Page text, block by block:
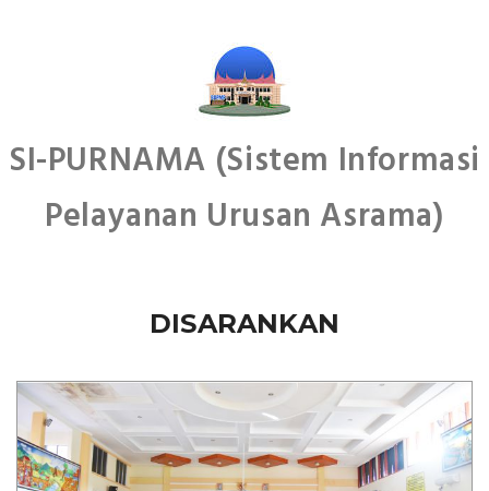
SI-PURNAMA (Sistem Informasi
Pelayanan Urusan Asrama)
DISARANKAN